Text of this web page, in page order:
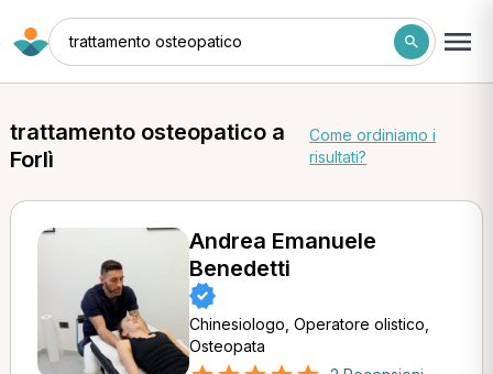
trattamento osteopatico
trattamento osteopatico a
Forlì
Come ordiniamo i
risultati?
Andrea Emanuele
Benedetti
Chinesiologo, Operatore olistico,
Osteopata